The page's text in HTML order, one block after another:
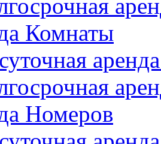
Комнаты
Номеров